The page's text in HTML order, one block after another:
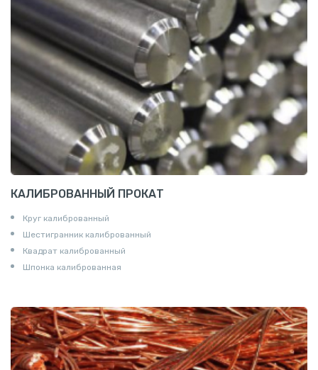
Удлинители для труб
Крестовины
Контргайки
КАЛИБРОВАННЫЙ ПРОКАТ
Круг калиброванный
Шестигранник калиброванный
Квадрат калиброванный
Шпонка калиброванная